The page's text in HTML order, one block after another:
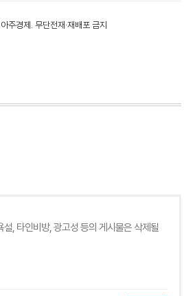
경제. 무단전재·재배포 금지